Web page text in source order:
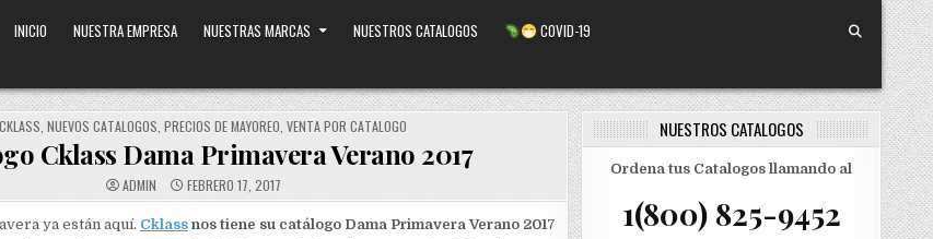
INICIO NUESTRA EMPRESA NUESTRAS MARCAS NUESTROS CATALOGOS COVID-19
POSTED
IN
CKLASS ,NUEVOS CATALOGOS ,PRECIOS DE MAYOREO ,VENTA POR CATALOGO
Cklass Dama Primavera Verano 2017
ADMIN FEBRERO 17, 2017
ya están aquí. Cklassnos tiene su catálogo Dama Primavera Verano 2017
NUESTROS CATALOGOS
Ordena tus Catalogos llamando al
1(800) 825-9452